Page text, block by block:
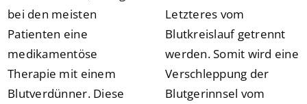
bei den meisten
Patienten eine
medikamentöse
Therapie mit einem
Blutverdünner. Diese
Letzteres vom
Blutkreislauf getrennt
werden. Somit wird eine
Verschleppung der
Blutgerinnsel vom